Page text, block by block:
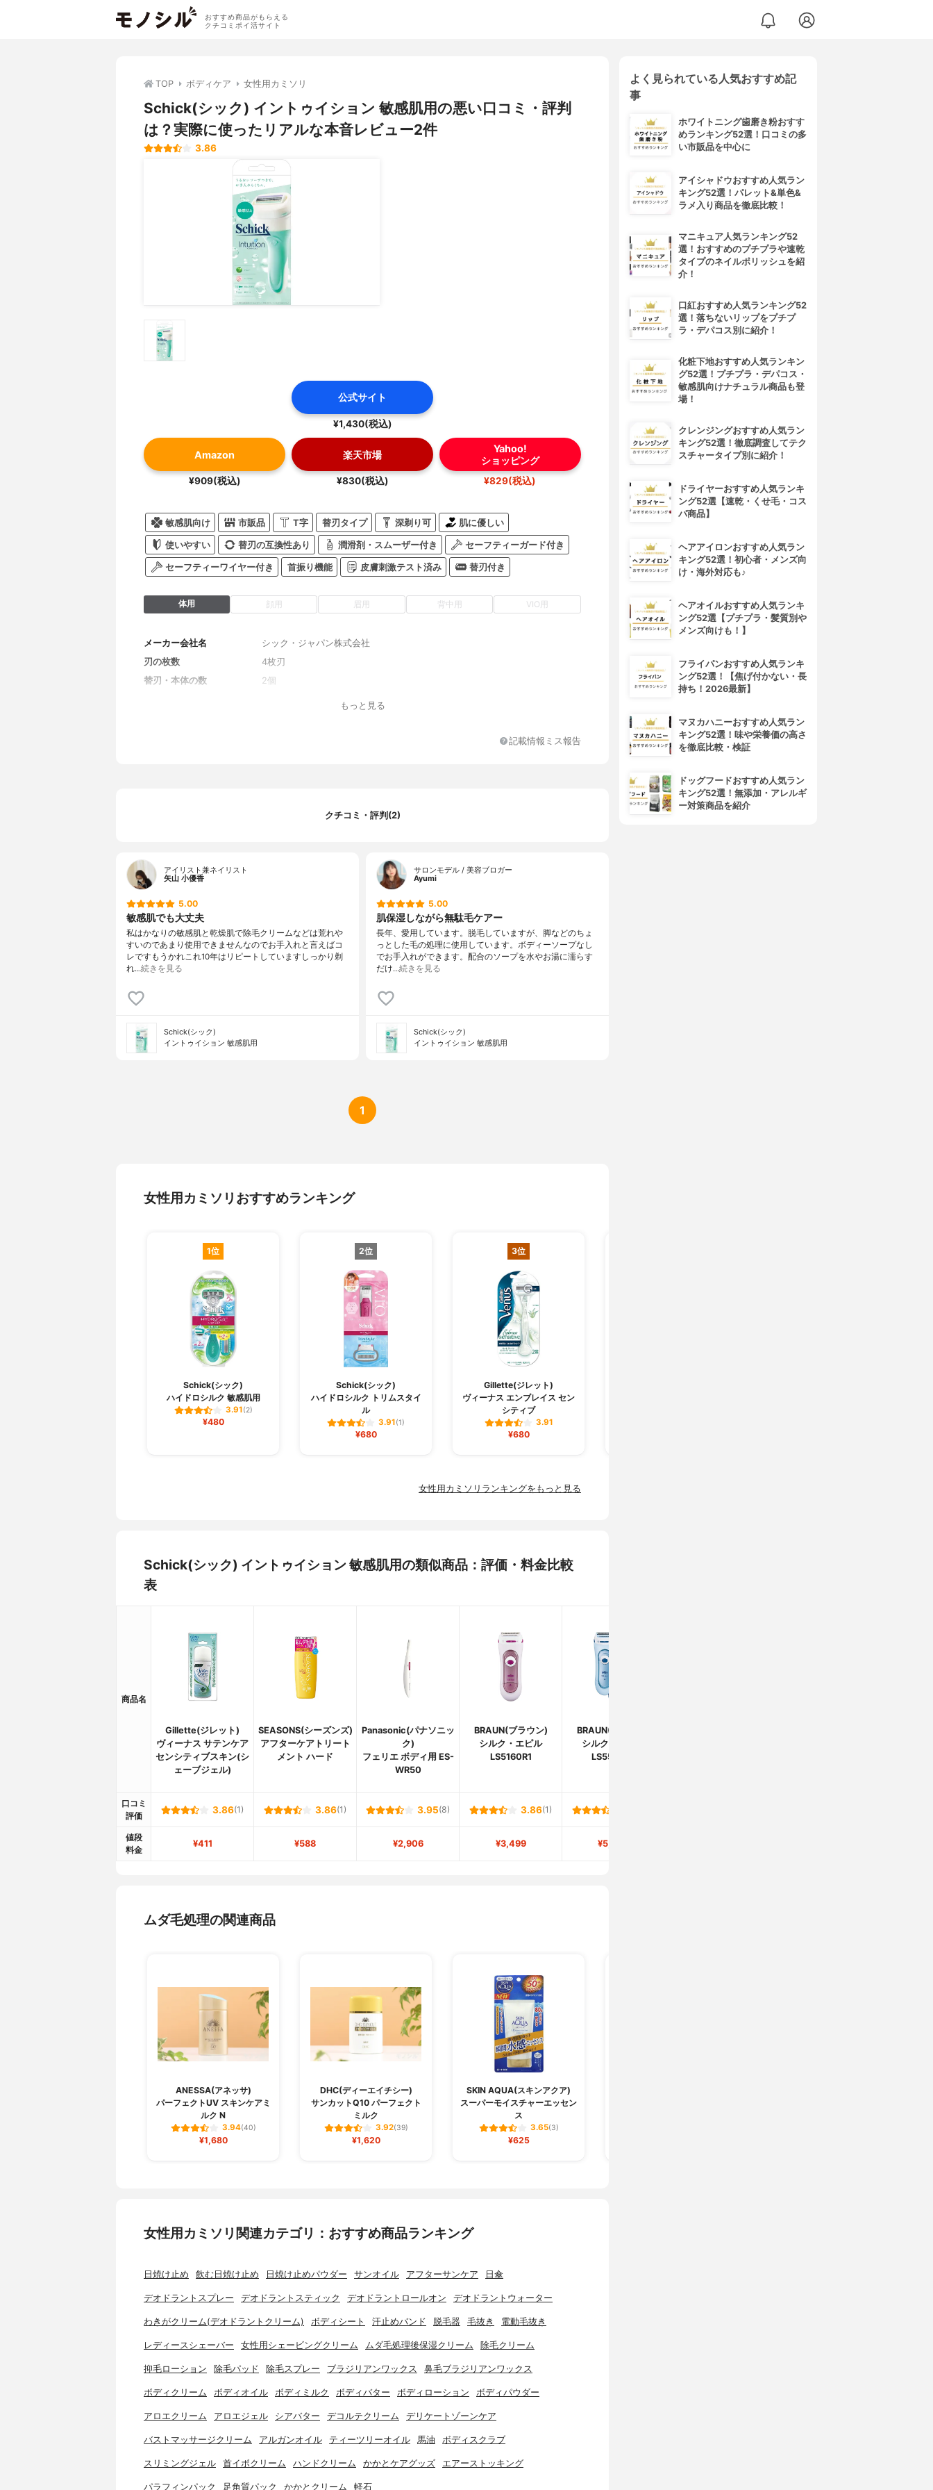
おすすめ商品がもらえる
クチコミポイ活サイト
TOP ボディケア 女性用カミソリ
Schick(シック) イントゥイション 敏感肌用の悪い口コミ・評判
は？実際に使ったリアルな本音レビュー2件
3.86
公式サイト
¥1,430(税込)
Amazon
¥909(税込)
楽天市場
¥830(税込)
Yahoo!
ショッピング
¥829(税込)
敏感肌向け 市販品 T字 替刃タイプ 深剃り可 肌に優しい
使いやすい 替刃の互換性あり 潤滑剤・スムーザー付き セーフティーガード付き
セーフティーワイヤー付き 首振り機能 皮膚刺激テスト済み 替刃付き
体用 顔用 眉用 背中用 VIO用
メーカー会社名
シック・ジャパン株式会社
刃の枚数
4枚刃
替刃・本体の数
2個
もっと見る
記載情報ミス報告
クチコミ・評判(2)
アイリスト兼ネイリスト
矢山 小優香
5.00
敏感肌でも大丈夫
私はかなりの敏感肌と乾燥肌で除毛クリームなどは荒れや
すいのであまり使用できませんなのでお手入れと言えばコ
レですもうかれこれ10年はリピートしていますしっかり剃
れ…続きを見る
Schick(シック)
イントゥイション 敏感肌用
サロンモデル / 美容ブロガー
Ayumi
5.00
肌保湿しながら無駄毛ケアー
長年、愛用しています。脱毛していますが、脚などのちょ
っとした毛の処理に使用しています。ボディーソープなし
でお手入れができます。配合のソープを水やお湯に濡らす
だけ…続きを見る
Schick(シック)
イントゥイション 敏感肌用
1
女性用カミソリおすすめランキング
1位
Schick(シック)
ハイドロシルク 敏感肌用
3.91(2)
¥480
2位
Schick(シック)
ハイドロシルク トリムスタイ
ル
3.91(1)
¥680
3位
Gillette(ジレット)
ヴィーナス エンブレイス セン
シティブ
3.91
¥680
女性用カミソリランキングをもっと見る
Schick(シック) イントゥイション 敏感肌用の類似商品：評価・料金比較
表
商品名
Gillette(ジレット)
ヴィーナス サテンケア
センシティブスキン(シ
ェーブジェル)
SEASONS(シーズンズ)
アフターケアトリート
メント ハード
Panasonic(パナソニッ
ク)
フェリエ ボディ用 ES-
WR50
BRAUN(ブラウン)
シルク・エピル
LS5160R1
BRAUN(ブラウン)
シルク・エピル
LS5500R1
口コミ
評価
3.86(1) 3.86(1) 3.95(8) 3.86(1)
値段
料金
¥411 ¥588 ¥2,906 ¥3,499 ¥5,040
ムダ毛処理の関連商品
ANESSA(アネッサ)
パーフェクトUV スキンケアミ
ルク N
3.94(40)
¥1,680
DHC(ディーエイチシー)
サンカットQ10 パーフェクト
ミルク
3.92(39)
¥1,620
SKIN AQUA(スキンアクア)
スーパーモイスチャーエッセン
ス
3.65(3)
¥625
女性用カミソリ関連カテゴリ：おすすめ商品ランキング
日焼け止め 飲む日焼け止め 日焼け止めパウダー サンオイル アフターサンケア 日傘
デオドラントスプレー デオドラントスティック デオドラントロールオン デオドラントウォーター
わきがクリーム(デオドラントクリーム) ボディシート 汗止めバンド 脱毛器 毛抜き 電動毛抜き
レディースシェーバー 女性用シェービングクリーム ムダ毛処理後保湿クリーム 除毛クリーム
抑毛ローション 除毛パッド 除毛スプレー ブラジリアンワックス 鼻毛ブラジリアンワックス
ボディクリーム ボディオイル ボディミルク ボディバター ボディローション ボディパウダー
アロエクリーム アロエジェル シアバター デコルテクリーム デリケートゾーンケア
バストマッサージクリーム アルガンオイル ティーツリーオイル 馬油 ボディスクラブ
スリミングジェル 首イボクリーム ハンドクリーム かかとケアグッズ エアーストッキング
パラフィンパック 足角質パック かかとクリーム 軽石
よく見られている人気おすすめ記
事
ホワイトニング歯磨き粉おすす
めランキング52選！口コミの多
い市販品を中心に
アイシャドウおすすめ人気ラン
キング52選！パレット&単色&
ラメ入り商品を徹底比較！
マニキュア人気ランキング52
選！おすすめのプチプラや速乾
タイプのネイルポリッシュを紹
介！
口紅おすすめ人気ランキング52
選！落ちないリップをプチプ
ラ・デパコス別に紹介！
化粧下地おすすめ人気ランキン
グ52選！プチプラ・デパコス・
敏感肌向けナチュラル商品も登
場！
クレンジングおすすめ人気ラン
キング52選！徹底調査してテク
スチャータイプ別に紹介！
ドライヤーおすすめ人気ランキ
ング52選【速乾・くせ毛・コス
パ商品】
ヘアアイロンおすすめ人気ラン
キング52選！初心者・メンズ向
け・海外対応も♪
ヘアオイルおすすめ人気ランキ
ング52選【プチプラ・髪質別や
メンズ向けも！】
フライパンおすすめ人気ランキ
ング52選！【焦げ付かない・長
持ち！2026最新】
マヌカハニーおすすめ人気ラン
キング52選！味や栄養価の高さ
を徹底比較・検証
ドッグフードおすすめ人気ラン
キング52選！無添加・アレルギ
ー対策商品を紹介